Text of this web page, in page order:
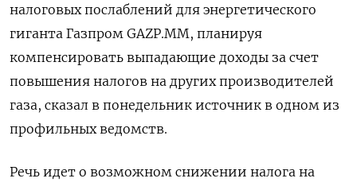
налоговых послаблений для энергетического
гиганта Газпром GAZP.MM, планируя
компенсировать выпадающие доходы за счет
повышения налогов на других производителей
газа, сказал в понедельник источник в одном из
профильных ведомств.
Речь идет о возможном снижении налога на